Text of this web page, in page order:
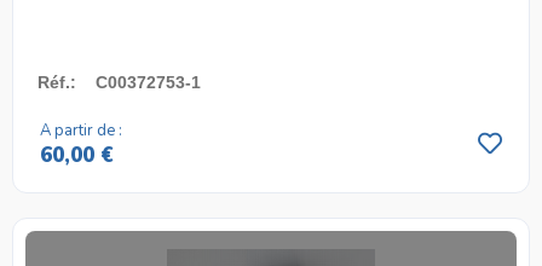
Réf.: C00372753-1
A partir de :
60,00 €